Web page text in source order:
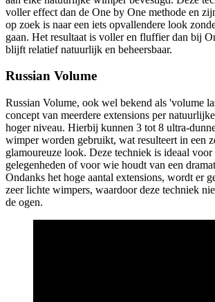
voller effect dan de One by One methode en
op zoek is naar een iets opvallendere look
gaan. Het resultaat is voller en fluffier dan bij
blijft relatief natuurlijk en beheersbaar.
Russian Volume
Russian Volume, ook wel bekend als 'volume
concept van meerdere extensions per
hoger niveau. Hierbij kunnen 3 tot 8 ultra-
wimper worden gebruikt, wat resulteert in een
glamoureuze look. Deze techniek is ideaal voor
gelegenheden of voor wie houdt van een
Ondanks het hoge aantal extensions, wordt er
zeer lichte wimpers, waardoor deze techniek
de ogen.